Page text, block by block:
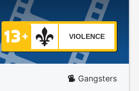
VIOLENCE
Gangsters